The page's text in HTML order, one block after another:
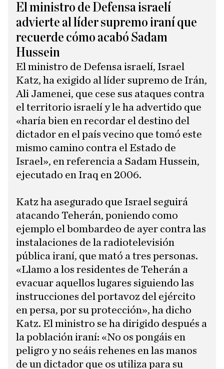
El ministro de Defensa israelí
advierte al líder supremo iraní que
recuerde cómo acabó Sadam
Hussein
El ministro de Defensa israelí, Israel
Katz, ha exigido al líder supremo de Irán,
Ali Jamenei, que cese sus ataques contra
el territorio israelí y le ha advertido que
«haría bien en recordar el destino del
dictador en el país vecino que tomó este
mismo camino contra el Estado de
Israel», en referencia a Sadam Hussein,
ejecutado en Iraq en 2006.
Katz ha asegurado que Israel seguirá
atacando Teherán, poniendo como
ejemplo el bombardeo de ayer contra las
instalaciones de la radiotelevisión
pública iraní, que mató a tres personas.
«Llamo a los residentes de Teherán a
evacuar aquellos lugares siguiendo las
instrucciones del portavoz del ejército
en persa, por su protección», ha dicho
Katz. El ministro se ha dirigido después a
la población iraní: «No os pongáis en
peligro y no seáis rehenes en las manos
de un dictador que os utiliza para su